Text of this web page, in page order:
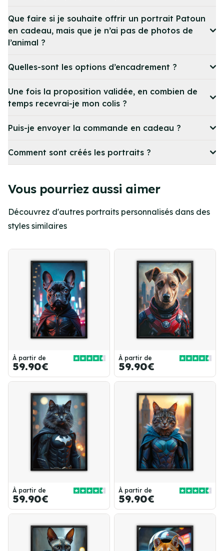
Que faire si je souhaite offrir un portrait Patoun
en cadeau, mais que je n’ai pas de photos de
l’animal ?
Quelles-sont les options d’encadrement ?
Une fois la proposition validée, en combien de
temps recevrai-je mon colis ?
Puis-je envoyer la commande en cadeau ?
Comment sont créés les portraits ?
Vous pourriez aussi aimer
Découvrez d'autres portraits personnalisés dans des
styles similaires
À partir de
59.90€
À partir de
59.90€
À partir de
59.90€
À partir de
59.90€